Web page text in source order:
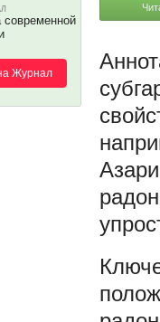
современной
Журнал